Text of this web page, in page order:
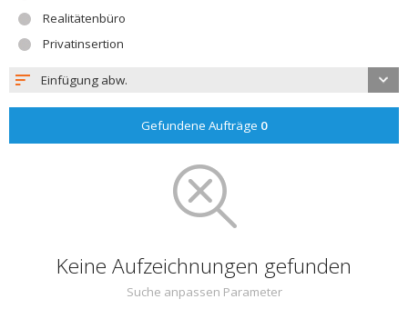
Realitätenbüro
Privatinsertion
Einfügung abw.
Gefundene Aufträge 0
Keine Aufzeichnungen gefunden
Suche anpassen Parameter